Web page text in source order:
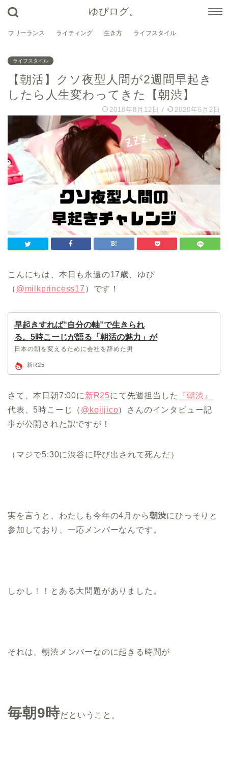
ゆぴログ。
フリーランス ライティング 生き方 ライフスタイル
ライフスタイル
【朝活】クソ夜型人間が2週間早起き
したら人生変わってきた【朝渋】
2018年8月12日 / 2020年6月2日
こんにちは、本日も永遠の17歳、ゆぴ
（ @milkprincess17 ）です！
早起きすれば“自分の軸”で生きられ
る。5時こーじが語る「朝活の魅力」が
想像以上だった｜新R25
日本の朝を変えるために会社を辞めた男
新R25
さて、本日朝7:00に 新R25にて先週担当した
『朝渋』
代表、5時こーじ（ @kojijico）さんのインタビュー記
事が公開された訳ですが！
（マジで5:30に渋谷に呼び出されて死んだ）
実を言うと、わたしも今年の4月から朝渋にひっそりと
参加しており、一応メンバーなんです。
しかし！！とある大問題がありました。
それは、朝渋メンバーなのに起きる時間が
毎朝9時だということ。